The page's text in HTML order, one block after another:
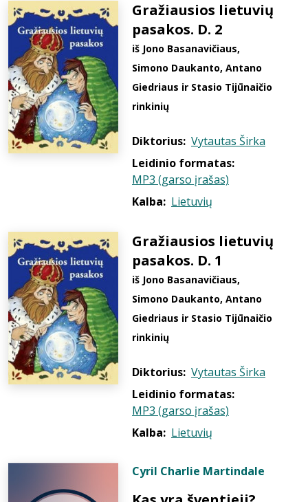
Gražiausios lietuvių
pasakos. D. 2
iš Jono Basanavičiaus,
Simono Daukanto, Antano
Giedriaus ir Stasio Tijūnaičio
rinkinių
Diktorius: Vytautas Širka
Leidinio formatas:
MP3 (garso įrašas)
Kalba: Lietuvių
Gražiausios lietuvių
pasakos. D. 1
iš Jono Basanavičiaus,
Simono Daukanto, Antano
Giedriaus ir Stasio Tijūnaičio
rinkinių
Diktorius: Vytautas Širka
Leidinio formatas:
MP3 (garso įrašas)
Kalba: Lietuvių
Cyril Charlie Martindale